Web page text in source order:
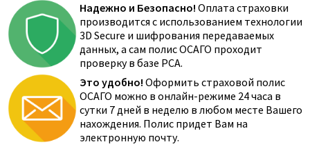
Надежно и Безопасно! Оплата страховки
производится с использованием технологии
3D Secure и шифрования передаваемых
данных, а сам полис ОСАГО проходит
проверку в базе РСА.
Это удобно! Оформить страховой полис
ОСАГО можно в онлайн-режиме 24 часа в
сутки 7 дней в неделю в любом месте Вашего
нахождения. Полис придет Вам на
электронную почту.